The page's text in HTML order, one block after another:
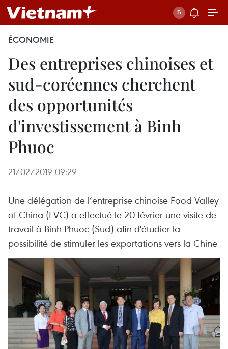
ÉCONOMIE
Des entreprises chinoises et
sud-coréennes cherchent
des opportunités
d'investissement à Binh
Phuoc
21/02/2019 09:29
Une délégation de l’entreprise chinoise Food Valley
of China (FVC) a effectué le 20 février une visite de
travail à Binh Phuoc (Sud) afin d'étudier la
possibilité de stimuler les exportations vers la Chine